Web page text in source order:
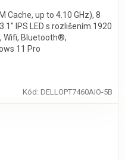
Cache, up to 4.10 GHz), 8
IPS LED s rozlišením 1920
Wifi, Bluetooth®,
11 Pro
Kód: DELLOPT7460AIO-5B